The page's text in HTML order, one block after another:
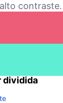
contraste.
dividida